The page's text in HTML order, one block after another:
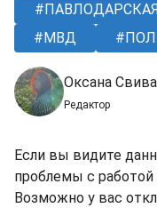
МВД
Оксана
Редактор
Если вы видите
проблемы с
Возможно у вас